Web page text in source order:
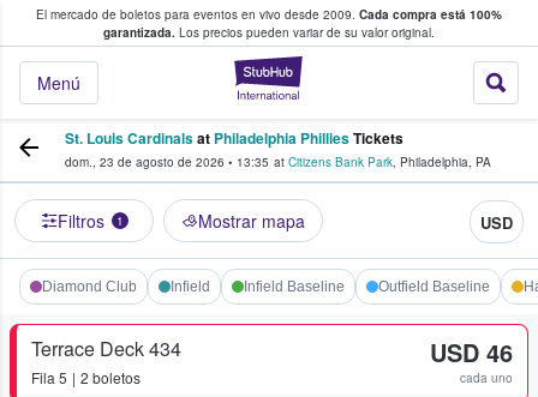
El mercado de boletos para eventos en vivo desde 2009. Cada compra está 100%
garantizada. Los precios pueden variar de su valor original.
StubHub: donde
Menú
fans compran y venden boletos
St. Louis Cardinalsat Philadelphia PhilliesTickets
dom., 23 de agosto de 2026 • 13:35 at Citizens Bank Park, Philadelphia, PA
Filtros 1 Mostrar mapa USD
Diamond Club Infield Infield Baseline Outfield Baseline
Terrace Deck 434
Fila 5 2 boletos
USD 46
cada uno